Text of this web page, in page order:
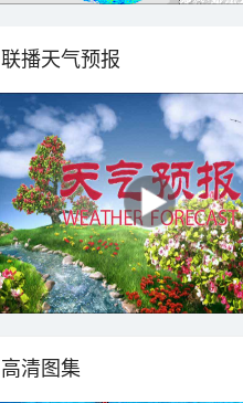
联播天气预报
高清图集